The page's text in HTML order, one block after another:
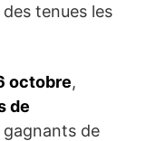
tenues les
octobre,
de
de